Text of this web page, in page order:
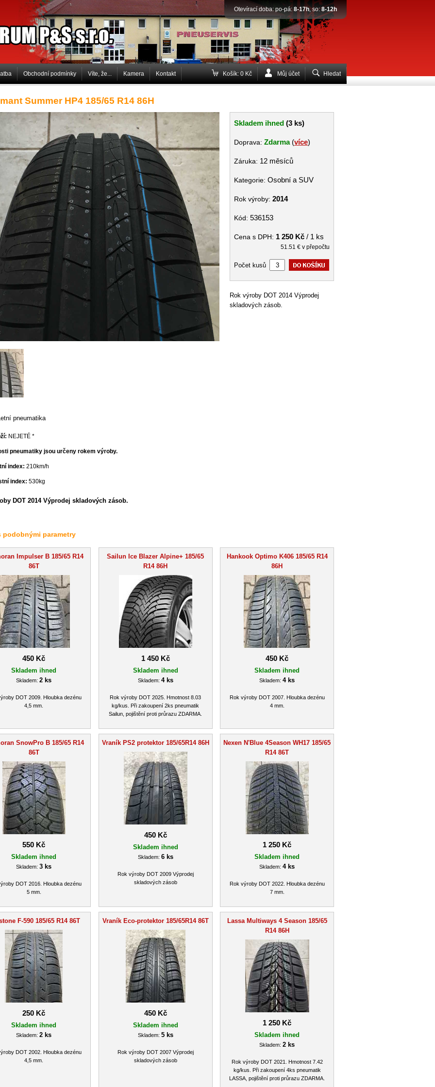
P&S s.r.o.
Otevírací doba: po-pá:8-17h, so:8-12h
Obchodní podmínky Víte, že... Kamera Kontakt Košík: 0 Kč Můj účet Hledat
Summer HP4 185/65 R14 86H
Skladem ihned (3 ks)
Doprava: Zdarma(více)
Záruka: 12 měsíců
Kategorie: Osobní a SUV
Rok výroby: 2014
Kód: 536153
Cena s DPH: 1 250 Kč / 1 ks
51.51 € v přepočtu
Počet kusů
Rok výroby DOT 2014 Výprodej
skladových zásob.
pneumatika
NEJETÉ *
pneumatiky jsou určeny rokem výroby.
index: 210km/h
index: 530kg
DOT 2014 Výprodej skladových zásob.
podobnými parametry
Impulser B 185/65 R14
86T
450 Kč
Skladem ihned
Skladem: 2 ks
DOT 2009. Hloubka dezénu
4,5 mm.
Sailun Ice Blazer Alpine+ 185/65
R14 86H
1 450 Kč
Skladem ihned
Skladem: 4 ks
Rok výroby DOT 2025. Hmotnost 8.03
kg/kus. Při zakoupení 2ks pneumatik
Sailun, pojištění proti průrazu ZDARMA.
Hankook Optimo K406 185/65 R14
86H
450 Kč
Skladem ihned
Skladem: 4 ks
Rok výroby DOT 2007. Hloubka dezénu
4 mm.
SnowPro B 185/65 R14
86T
550 Kč
Skladem ihned
Skladem: 3 ks
DOT 2016. Hloubka dezénu
5 mm.
Vraník PS2 protektor 185/65R14 86H
450 Kč
Skladem ihned
Skladem: 6 ks
Rok výroby DOT 2009 Výprodej
skladových zásob
Nexen N'Blue 4Season WH17 185/65
R14 86T
1 250 Kč
Skladem ihned
Skladem: 4 ks
Rok výroby DOT 2022. Hloubka dezénu
7 mm.
F-590 185/65 R14 86T
250 Kč
Skladem ihned
Skladem: 2 ks
DOT 2002. Hloubka dezénu
4,5 mm.
Vraník Eco-protektor 185/65R14 86T
450 Kč
Skladem ihned
Skladem: 5 ks
Rok výroby DOT 2007 Výprodej
skladových zásob
Lassa Multiways 4 Season 185/65
R14 86H
1 250 Kč
Skladem ihned
Skladem: 2 ks
Rok výroby DOT 2021. Hmotnost 7.42
kg/kus. Při zakoupení 4ks pneumatik
LASSA, pojištění proti průrazu ZDARMA.